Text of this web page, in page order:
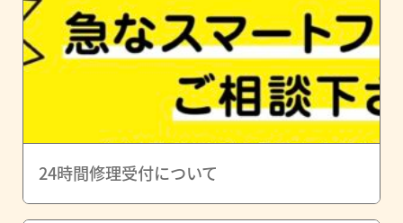
24時間修理受付について